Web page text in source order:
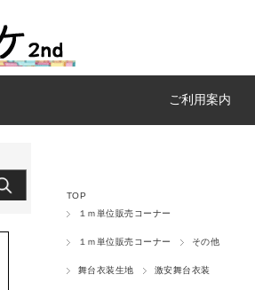
ご利用案内
TOP
１ｍ単位販売コーナー
１ｍ単位販売コーナー その他
舞台衣装生地 激安舞台衣装